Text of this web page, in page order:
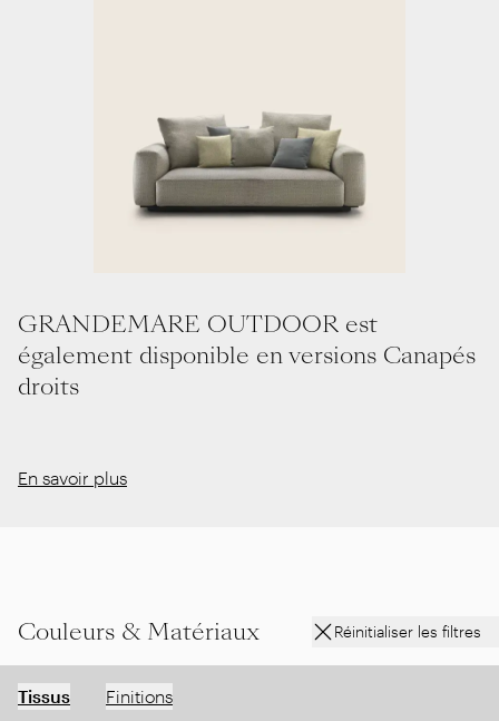
GRANDEMARE OUTDOOR est
également disponible en versions Canapés
droits
En savoir plus
Couleurs & Matériaux Réinitialiser les filtres
Tissus Finitions